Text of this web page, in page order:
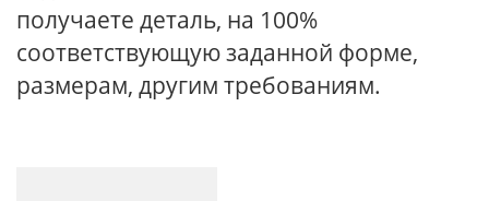
получаете деталь, на 100%
соответствующую заданной форме,
размерам, другим требованиям.